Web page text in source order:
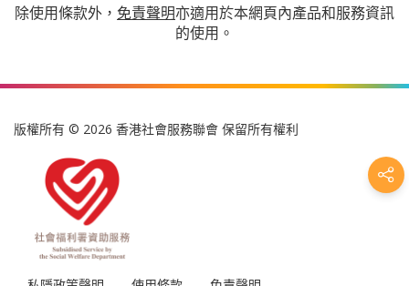
除使用條款外， 免責聲明亦適用於本網頁內產品和服務資訊
的使用。
版權所有 © 2026 香港社會服務聯會 保留所有權利